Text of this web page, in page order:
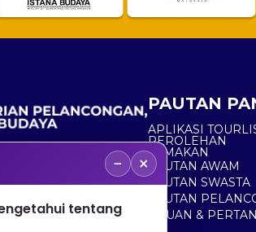
P5/6, Presint 5,
PAUTAN
APLIKASI
PEROLEHAN
SEMAKAN
PAUTAN AWAM
PAUTAN SWASTA
PAUTAN
ADUAN &
− ×
tentang